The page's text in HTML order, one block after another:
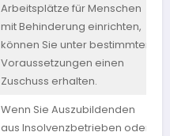
Arbeitsplätze für Menschen
mit Behinderung einrichten,
können Sie unter bestimmten
Voraussetzungen einen
Zuschuss erhalten.
Wenn Sie Auszubildenden
aus Insolvenzbetrieben oder